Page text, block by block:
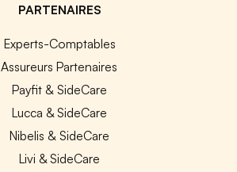
PARTENAIRES
Experts-Comptables
Assureurs Partenaires
Payfit & SideCare
Lucca & SideCare
Nibelis & SideCare
Livi & SideCare